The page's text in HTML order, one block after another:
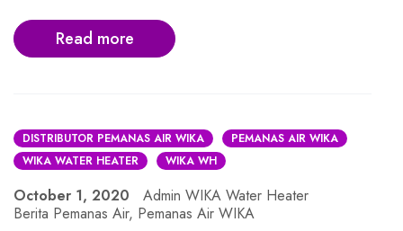
Read more
DISTRIBUTOR PEMANAS AIR WIKA
PEMANAS AIR WIKA
WIKA WATER HEATER
WIKA WH
October 1, 2020
Admin WIKA Water Heater
Berita Pemanas Air, Pemanas Air WIKA